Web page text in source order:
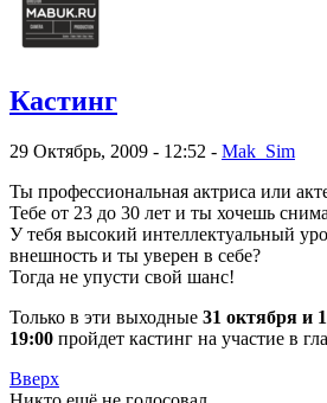
Кастинг
29 Октябрь, 2009 - 12:52 - Mak_Sim
Ты профессиональная актриса или
Тебе от 23 до 30 лет и ты хочешь
У тебя высокий интеллектуальный
внешность и ты уверен в себе?
Тогда не упусти свой шанс!
Только в эти выходные 31 октября и
19:00 пройдет кастинг на участие в
Вверх